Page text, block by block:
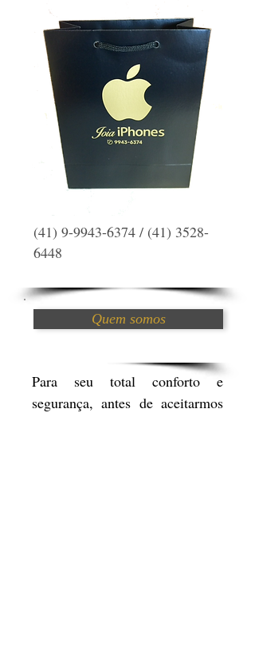
(41) 9-9943-6374 / (41) 3528-
6448
Quem somos
Para seu total conforto e
segurança, antes de aceitarmos